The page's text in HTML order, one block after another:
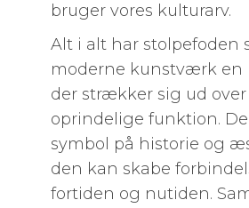
bruger vores kulturarv.
Alt i alt har stolpefoden
moderne kunstværk en
der strækker sig ud over
oprindelige funktion.
symbol på historie og
den kan skabe
fortiden og nutiden.